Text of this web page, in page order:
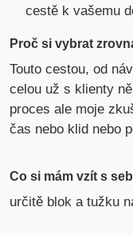
cestě k vašemu
Proč si vybrat
Touto cestou, od
celou už s klienty
proces ale moje
čas nebo klid nebo
Co si mám vzít s
určitě blok a tužku